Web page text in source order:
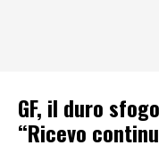
GF, il duro
“Ricevo